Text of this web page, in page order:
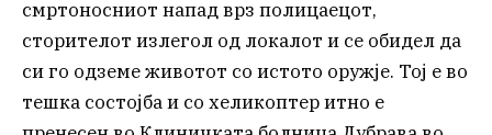
смртоносниот напад врз полицаецот,
сторителот излегол од локалот и се обидел да
си го одземе животот со истото оружје. Тој е во
тешка состојба и со хеликоптер итно е